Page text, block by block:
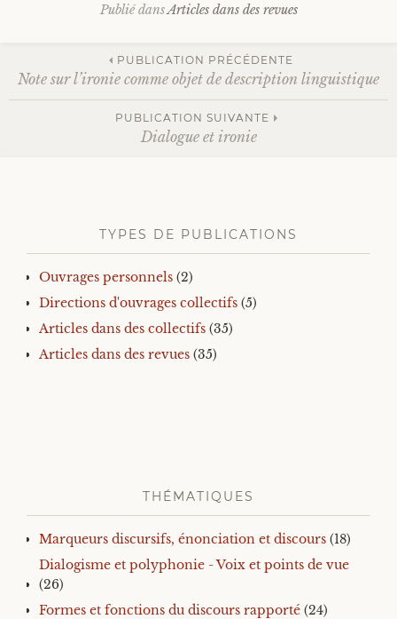
Publié dansArticles dans des revues
NavigationPUBLICATION PRÉCÉDENTE
Note sur l’ironie comme objet de description linguistique
PUBLICATION SUIVANTE
Dialogue et ironie
TYPES DE PUBLICATIONS
Ouvrages personnels (2)
Directions d'ouvrages collectifs (5)
Articles dans des collectifs (35)
Articles dans des revues (35)
THÉMATIQUES
Marqueurs discursifs, énonciation et discours (18)
Dialogisme et polyphonie - Voix et points de vue
(26)
Formes et fonctions du discours rapporté (24)